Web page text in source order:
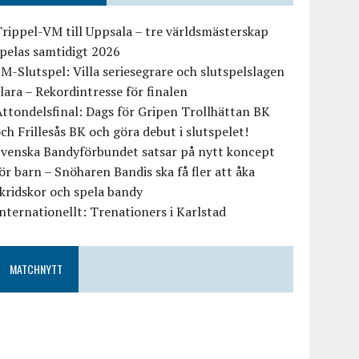
VM till Uppsala – tre världsmästerskap
samtidigt 2026
Slutspel: Villa seriesegrare och slutspelslagen
– Rekordintresse för finalen
Dags för Gripen Trollhättan BK
Frillesås BK och göra debut i slutspelet!
Bandyförbundet satsar på nytt koncept
barn – Snöharen Bandis ska få fler att åka
och spela bandy
Trenationers i Karlstad
MATCHNYTT